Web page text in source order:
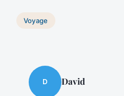
Voyage
D David